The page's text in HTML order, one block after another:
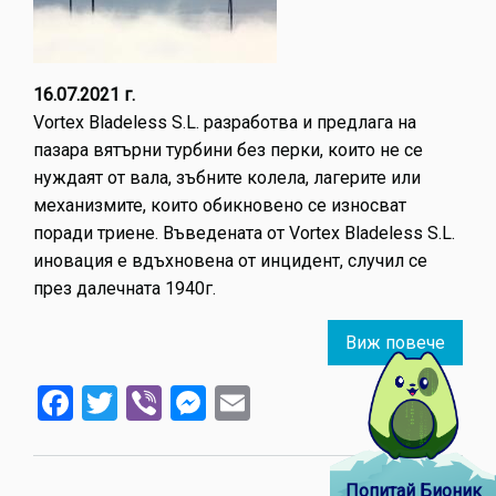
16.07.2021 г.
Vortex Bladeless S.L. разработва и предлага на
пазара вятърни турбини без перки, които не се
нуждаят от вала, зъбните колела, лагерите или
механизмите, които обикновено се износват
поради триене. Въведената от Vortex Bladeless S.L.
иновация е вдъхновена от инцидент, случил се
през далечната 1940г.
Виж повече
от
на
Facebook
Twitter
ViberMessenger
Попитай Бионик